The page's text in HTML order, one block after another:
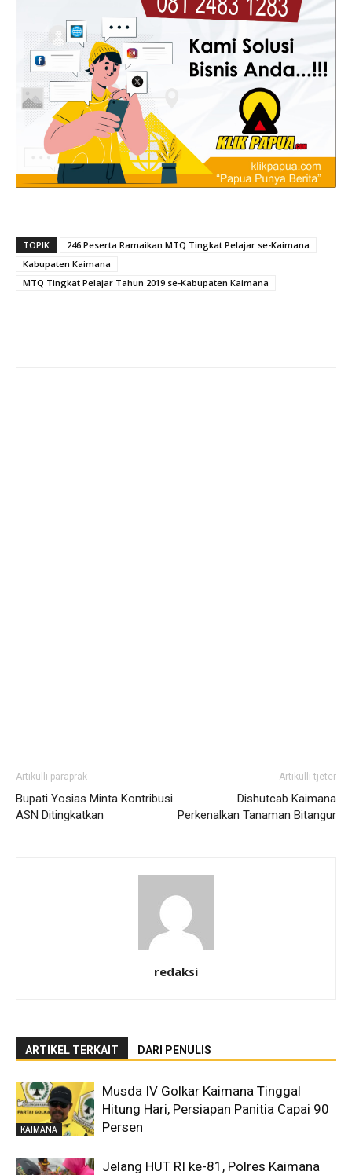
TOPIK
246 Peserta Ramaikan MTQ Tingkat Pelajar se-Kaimana
Kabupaten Kaimana
MTQ Tingkat Pelajar Tahun 2019 se-Kabupaten Kaimana
Artikulli paraprak
Bupati Yosias Minta Kontribusi
ASN Ditingkatkan
Artikulli tjetër
Dishutcab Kaimana
Perkenalkan Tanaman Bitangur
redaksi
ARTIKEL TERKAIT DARI PENULIS
KAIMANA
Musda IV Golkar Kaimana Tinggal
Hitung Hari, Persiapan Panitia Capai 90
Persen
Jelang HUT RI ke-81, Polres Kaimana